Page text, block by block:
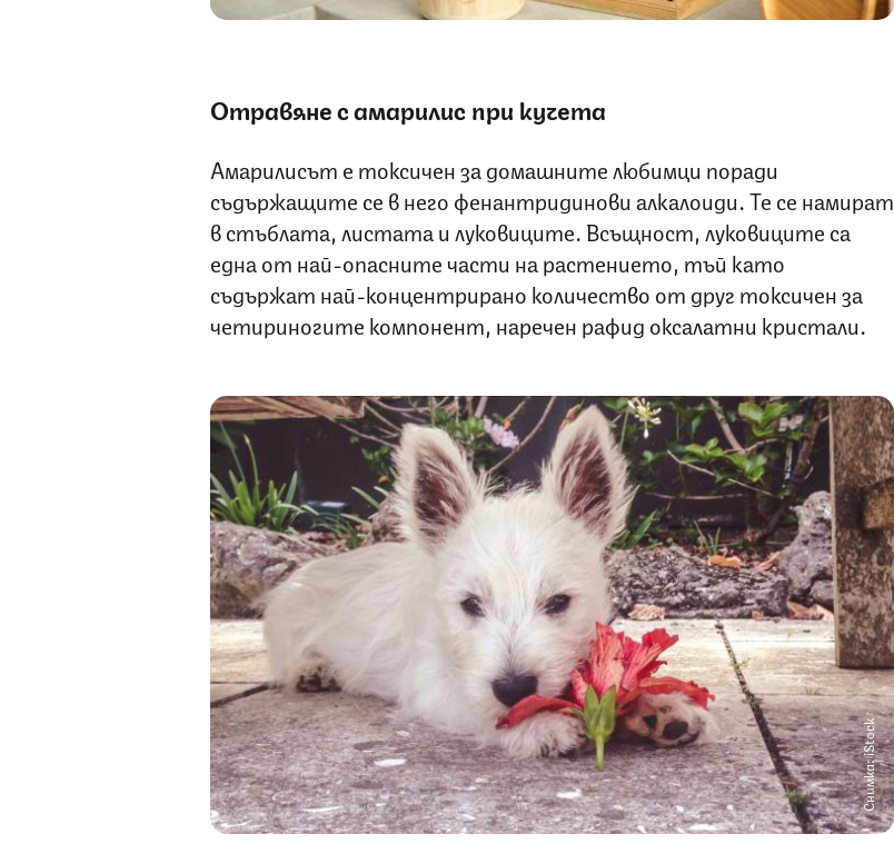
Отравяне с амарилис при кучета
Амарилисът е токсичен за домашните любимци поради
съдържащите се в него фенантридинови алкалоиди. Те се намират
в стъблата, листата и луковиците. Всъщност, луковиците са
една от най-опасните части на растението, тъй като
съдържат най-концентрирано количество от друг токсичен за
четириногите компонент, наречен рафид оксалатни кристали.
Снимка: iStock